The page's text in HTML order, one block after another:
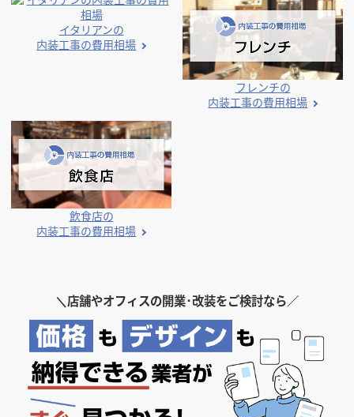
かっこいい
人気のデザイン・キーワードから探す
イタリアンの
内装工事の費用相場